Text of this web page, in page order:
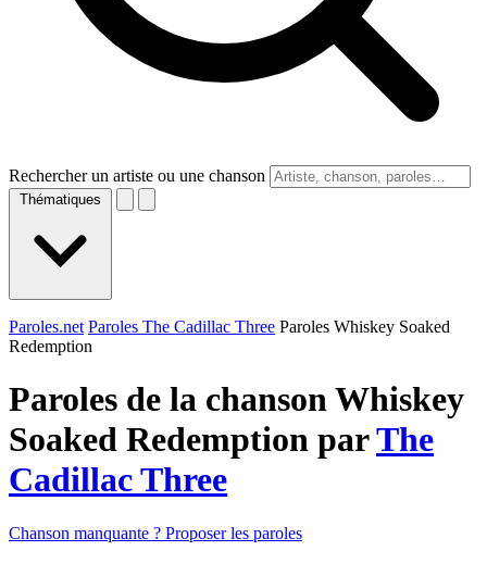
Rechercher un artiste ou une chanson
Thématiques
Paroles.net Paroles The Cadillac Three Paroles Whiskey Soaked
Redemption
Paroles de la chanson Whiskey
Soaked Redemption parThe
Cadillac Three
Chanson manquante ? Proposer les paroles